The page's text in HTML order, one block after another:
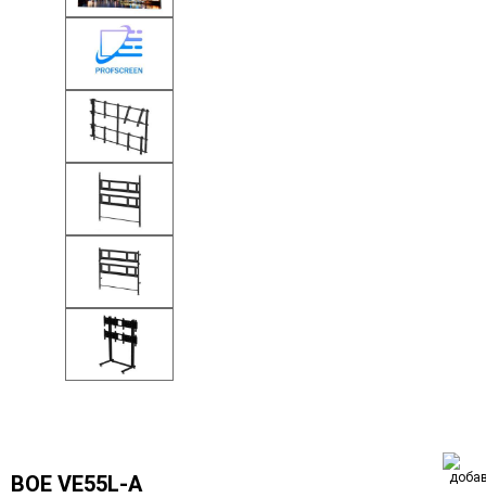
BOE VE55L-A